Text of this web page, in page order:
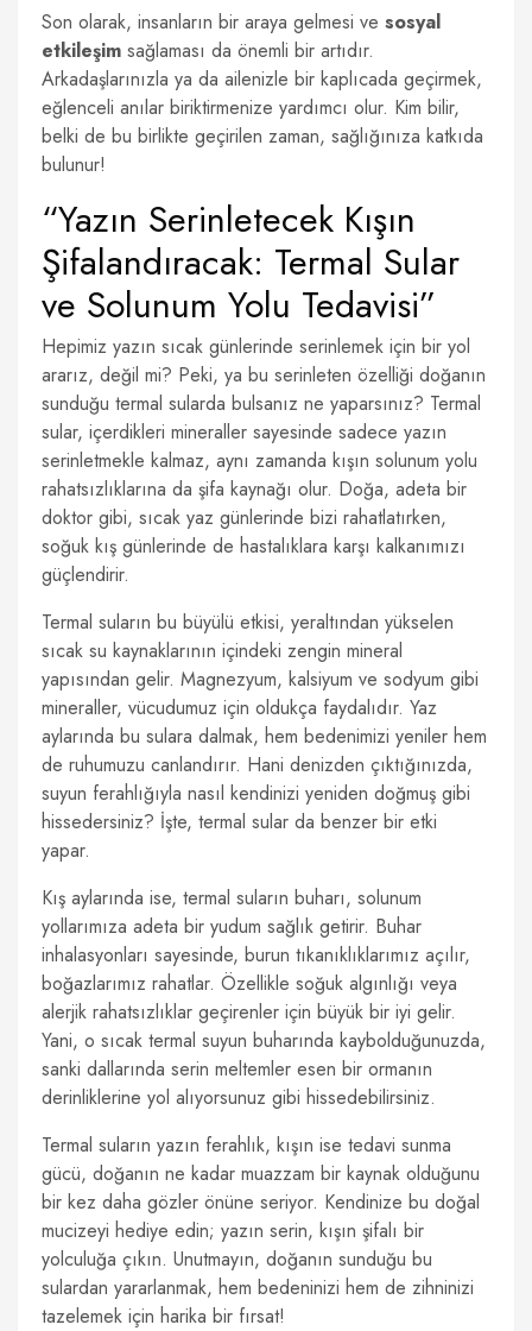
Son olarak, insanların bir araya gelmesi ve sosyal
etkileşim sağlaması da önemli bir artıdır.
Arkadaşlarınızla ya da ailenizle bir kaplıcada geçirmek,
eğlenceli anılar biriktirmenize yardımcı olur. Kim bilir,
belki de bu birlikte geçirilen zaman, sağlığınıza katkıda
bulunur!
“Yazın Serinletecek Kışın
Şifalandıracak: Termal Sular
ve Solunum Yolu Tedavisi”
Hepimiz yazın sıcak günlerinde serinlemek için bir yol
ararız, değil mi? Peki, ya bu serinleten özelliği doğanın
sunduğu termal sularda bulsanız ne yaparsınız? Termal
sular, içerdikleri mineraller sayesinde sadece yazın
serinletmekle kalmaz, aynı zamanda kışın solunum yolu
rahatsızlıklarına da şifa kaynağı olur. Doğa, adeta bir
doktor gibi, sıcak yaz günlerinde bizi rahatlatırken,
soğuk kış günlerinde de hastalıklara karşı kalkanımızı
güçlendirir.
Termal suların bu büyülü etkisi, yeraltından yükselen
sıcak su kaynaklarının içindeki zengin mineral
yapısından gelir. Magnezyum, kalsiyum ve sodyum gibi
mineraller, vücudumuz için oldukça faydalıdır. Yaz
aylarında bu sulara dalmak, hem bedenimizi yeniler hem
de ruhumuzu canlandırır. Hani denizden çıktığınızda,
suyun ferahlığıyla nasıl kendinizi yeniden doğmuş gibi
hissedersiniz? İşte, termal sular da benzer bir etki
yapar.
Kış aylarında ise, termal suların buharı, solunum
yollarımıza adeta bir yudum sağlık getirir. Buhar
inhalasyonları sayesinde, burun tıkanıklıklarımız açılır,
boğazlarımız rahatlar. Özellikle soğuk algınlığı veya
alerjik rahatsızlıklar geçirenler için büyük bir iyi gelir.
Yani, o sıcak termal suyun buharında kaybolduğunuzda,
sanki dallarında serin meltemler esen bir ormanın
derinliklerine yol alıyorsunuz gibi hissedebilirsiniz.
Termal suların yazın ferahlık, kışın ise tedavi sunma
gücü, doğanın ne kadar muazzam bir kaynak olduğunu
bir kez daha gözler önüne seriyor. Kendinize bu doğal
mucizeyi hediye edin; yazın serin, kışın şifalı bir
yolculuğa çıkın. Unutmayın, doğanın sunduğu bu
sulardan yararlanmak, hem bedeninizi hem de zihninizi
tazelemek için harika bir fırsat!